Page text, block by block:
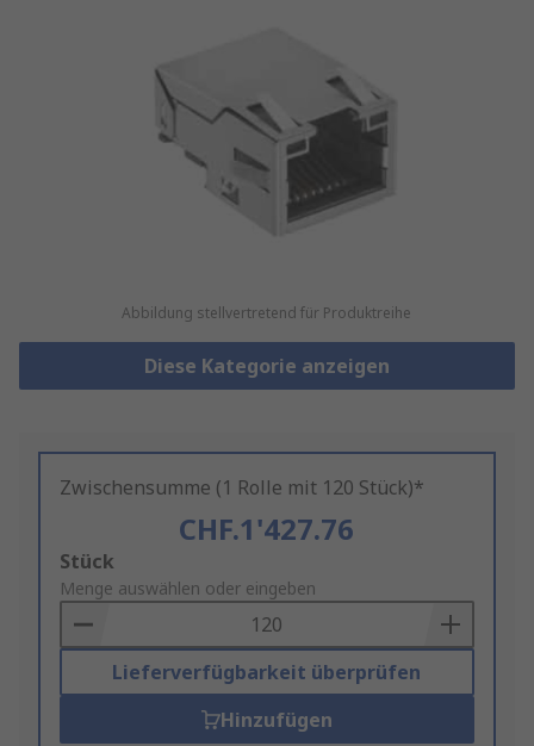
Abbildung stellvertretend für Produktreihe
Diese Kategorie anzeigen
Zwischensumme (1 Rolle mit 120 Stück)*
CHF.1'427.76
Add
to
Basket
Stück
Menge auswählen oder eingeben
Lieferverfügbarkeit überprüfen
Hinzufügen